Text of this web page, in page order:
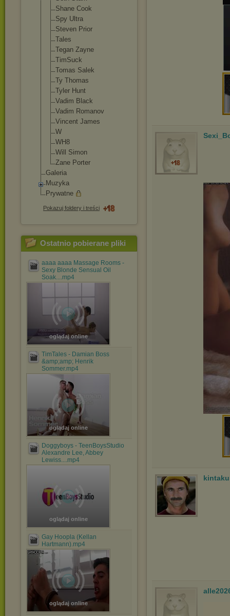
Shane Cook
Spy Ultra
Steven Prior
Tales
Tegan Zayne
TimSuck
Tomas Salek
Ty Thomas
Tyler Hunt
Vadim Black
Vadim Romanov
Vincent James
W
WH8
Will Simon
Zane Porter
Galeria
Muzyka
Prywatne
Pokazuj foldery i treści
Ostatnio pobierane pliki
aaaa aaaa Massage Rooms -
Sexy Blonde Sensual Oil
Soak....mp4
oglądaj online
TimTales - Damian Boss
&amp;amp; Henrik
Sommer.mp4
oglądaj online
Doggyboys - TeenBoysStudio
Alexandre Lee, Abbey
Lewiss....mp4
oglądaj online
Gay Hoopla (Kellan
Hartmann).mp4
oglądaj online